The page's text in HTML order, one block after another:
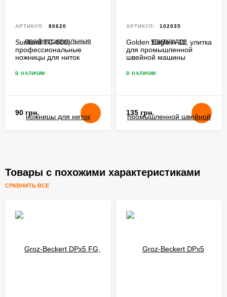
АРТИКУЛ: 80620
Sunland TC-800,
профессиональные
ножницы для ниток
В НАЛИЧИИ
90 грн.
АРТИКУЛ: 102035
Golden Eagle A-11, улитка
для промышленной
швейной машины
В НАЛИЧИИ
135 грн.
Товары с похожими характеристиками
СРАВНИТЬ ВСЕ